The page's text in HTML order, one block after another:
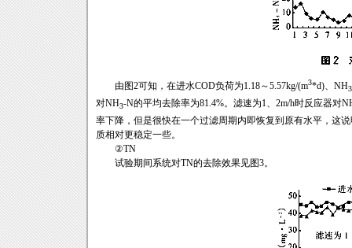
由图2可知，在进水COD负荷为1.18～5.57kg/(m3*d)、NH3
对NH3-N的平均去除率为81.4%。滤速为1、2m/h时反应器对
率下降，但是很快在一个过滤周期内即恢复到原有水平，这
质相对更稳定一些。
②TN
试验期间系统对TN的去除效果见图3。